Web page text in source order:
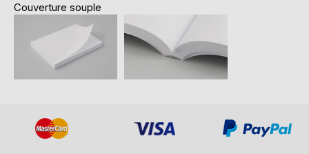
Couverture souple